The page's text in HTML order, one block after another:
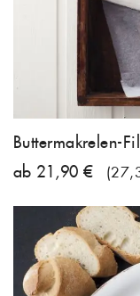
Buttermakrelen-
ab 21,90 €